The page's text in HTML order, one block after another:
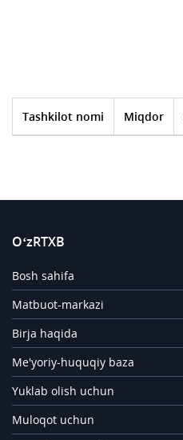
Tashkilot nomi Miqdor
O‘zRTXB
Bosh sahifa
Matbuot-markazi
Birja haqida
Me'yoriy-huquqiy baza
Yuklab olish uchun
Muloqot uchun